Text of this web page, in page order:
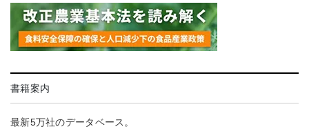
書籍案内
最新5万社のデータベース。